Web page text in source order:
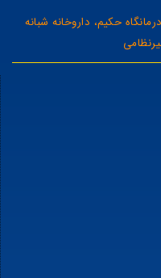
حکیم، داروخانه شبانه